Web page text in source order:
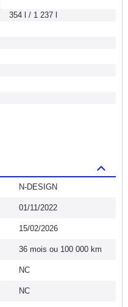
354 l / 1 237 l
N-DESIGN
01/11/2022
15/02/2026
36 mois ou 100 000 km
NC
NC